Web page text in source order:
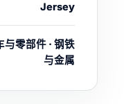
Jersey
与零部件 · 钢铁
与金属